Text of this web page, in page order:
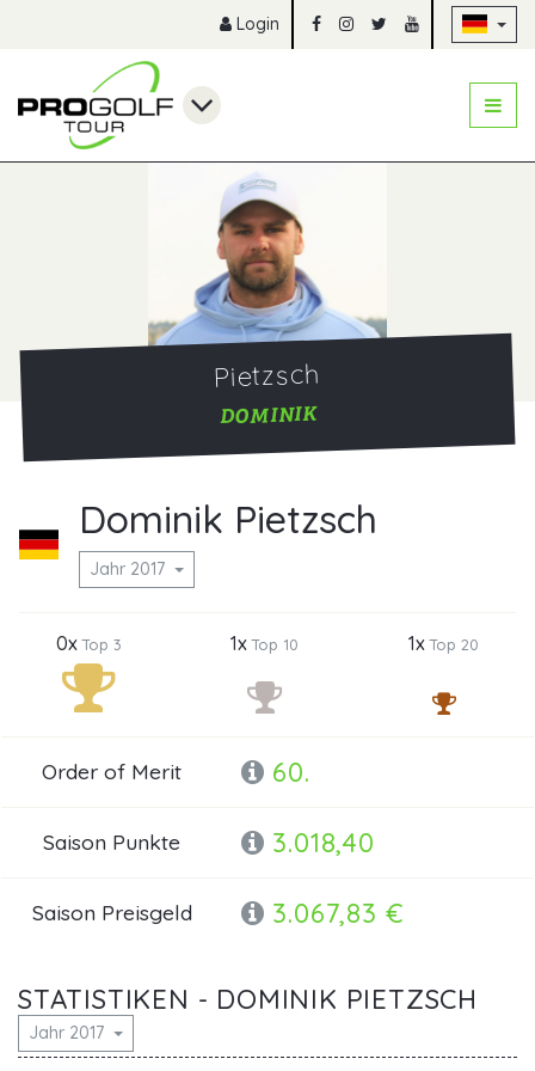
Login
Pietzsch
DOMINIK
Dominik Pietzsch
Jahr 2017
0xTop 3 1xTop 10 1xTop 20
Order of Merit 60.
Saison Punkte 3.018,40
Saison Preisgeld 3.067,83 €
STATISTIKEN - DOMINIK PIETZSCH
Jahr 2017